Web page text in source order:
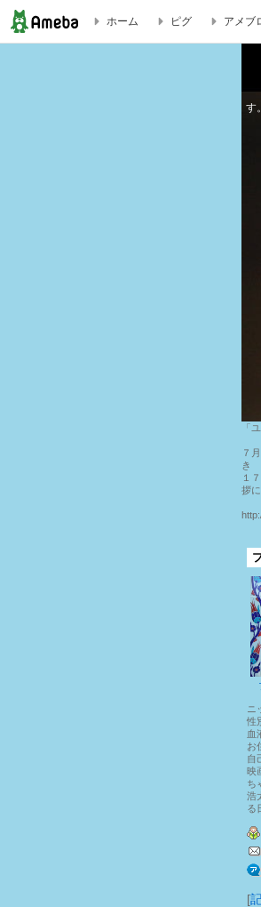
「ユリ子さん、お姉ちゃんと公開される
ホーム ピグ アメブ
寸
す。
「
７
き
１
拶
ニ
性
血
お
自
映
ち
浩
る
[